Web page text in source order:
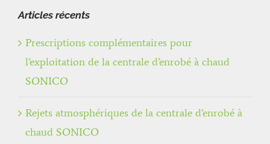
Articles récents
Prescriptions complémentaires pour
l’exploitation de la centrale d’enrobé à chaud
SONICO
Rejets atmosphériques de la centrale d’enrobé à
chaud SONICO